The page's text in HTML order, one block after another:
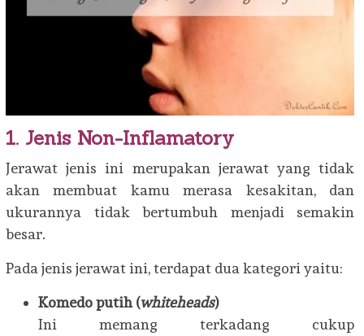
1. Jenis Non-Inflamatory
Jerawat jenis ini merupakan jerawat yang tidak
akan membuat kamu merasa kesakitan, dan
ukurannya tidak bertumbuh menjadi semakin
besar.
Pada jenis jerawat ini, terdapat dua kategori yaitu:
Komedo putih (whiteheads)
Ini memang terkadang cukup